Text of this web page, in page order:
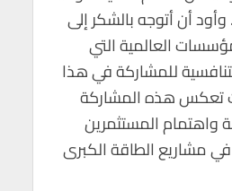
أن أتوجه بالشكر إلى
العالمية التي
للمشاركة في هذا
تعكس هذه المشاركة
واهتمام المستثمرين
في مشاريع الطاقة الكبرى